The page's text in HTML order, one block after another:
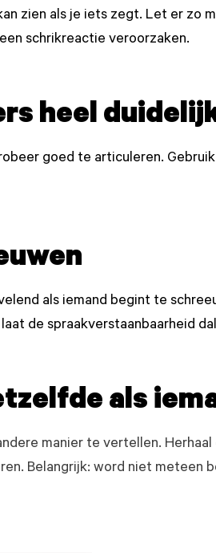
zien als je iets zegt. Let er zo
schrikreactie veroorzaken.
heel
goed te articuleren.
als iemand begint te
de spraakverstaanbaarheid
als
manier te vertellen.
Belangrijk: word niet meteen